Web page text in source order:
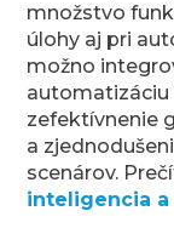
množstvo
úlohy aj pri
možno
automatizáciu
zefektívnenie
a
scenárov.
inteligencia